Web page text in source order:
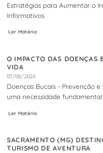
Estratégias para Aumentar o
Informativos
Ler Matéria
O IMPACTO DAS DOENÇAS
VIDA
07/08/2026
Doenças Bucais - Prevenção
uma necessidade
Ler Matéria
SACRAMENTO (MG)
TURISMO DE AVENTURA